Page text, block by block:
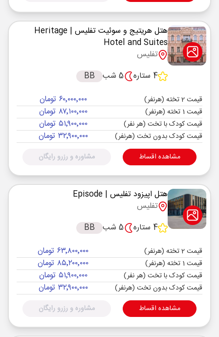
هتل هریتیج و سوئیت تفلیس | Heritage
Hotel and Suites
تفلیس
4 ستاره
5 شب BB
قیمت 2 تخته (هرنفر) ۶۰٬۰۰۰٬۰۰۰ تومان
قیمت 1 تخته (هرنفر) ۸۷٬۱۰۰٬۰۰۰ تومان
قیمت کودک با تخت (هر نفر) ۵۱٬۹۰۰٬۰۰۰ تومان
قیمت کودک بدون تخت (هرنفر) ۳۲٬۹۰۰٬۰۰۰ تومان
مشاهده اقساط مشاوره و رزرو رایگان
هتل اپیزود تفلیس | Episode
تفلیس
4 ستاره
5 شب BB
قیمت 2 تخته (هرنفر) ۶۳٬۸۰۰٬۰۰۰ تومان
قیمت 1 تخته (هرنفر) ۸۵٬۲۰۰٬۰۰۰ تومان
قیمت کودک با تخت (هر نفر) ۵۱٬۹۰۰٬۰۰۰ تومان
قیمت کودک بدون تخت (هرنفر) ۳۲٬۹۰۰٬۰۰۰ تومان
مشاهده اقساط مشاوره و رزرو رایگان